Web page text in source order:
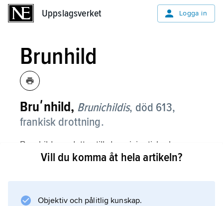
Uppslagsverket Logga in
Brunhild
Bruʹnhild, Brunichildis, död 613,
frankisk drottning.
Brunhild var dotter till den visigotiske kungen
Athanagild och bortgiftes år 567 med Sigibert
ledde hon själv kampen mot dels Neustrien,
Vill du komma åt hela artikeln?
Objektiv och pålitlig kunskap.